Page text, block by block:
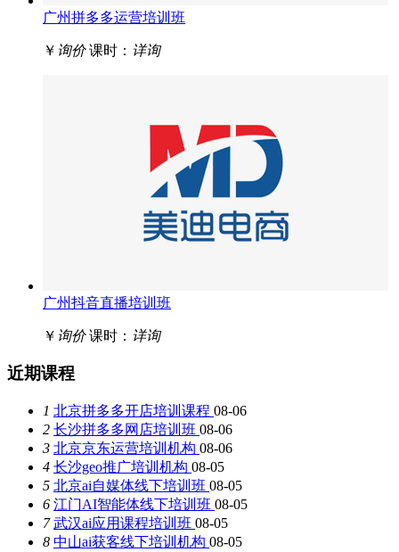
广州拼多多运营培训班
￥ 询价 课时： 详询
广州抖音直播培训班
￥ 询价 课时： 详询
近期课程
1 北京拼多多开店培训课程 08-06
2 长沙拼多多网店培训班 08-06
3 北京京东运营培训机构 08-06
4 长沙geo推广培训机构 08-05
5 北京ai自媒体线下培训班 08-05
6 江门AI智能体线下培训班 08-05
7 武汉ai应用课程培训班 08-05
8 中山ai获客线下培训机构 08-05